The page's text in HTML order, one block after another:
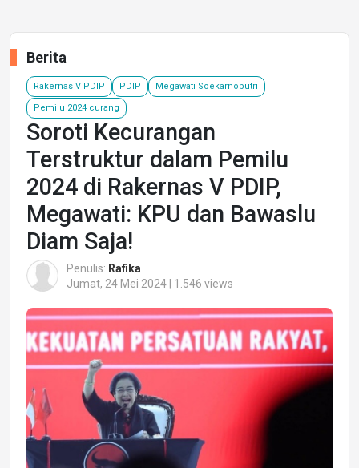
Berita
Rakernas V PDIP PDIP Megawati Soekarnoputri
Pemilu 2024 curang
Soroti Kecurangan
Terstruktur dalam Pemilu
2024 di Rakernas V PDIP,
Megawati: KPU dan Bawaslu
Diam Saja!
Penulis: Rafika
Jumat, 24 Mei 2024 | 1.546 views